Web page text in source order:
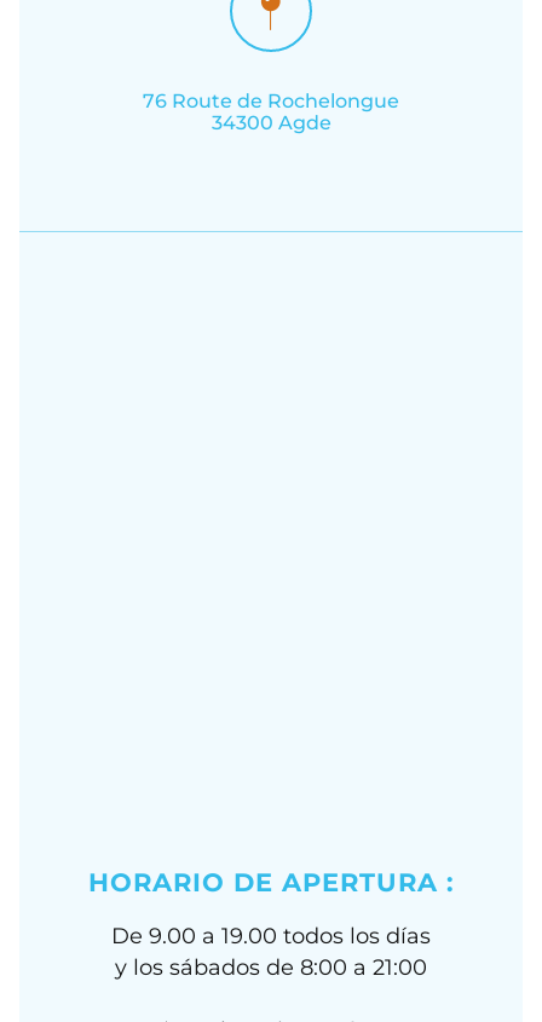
76 Route de Rochelongue
34300 Agde
HORARIO DE APERTURA :
De 9.00 a 19.00 todos los días
y los sábados de 8:00 a 21:00